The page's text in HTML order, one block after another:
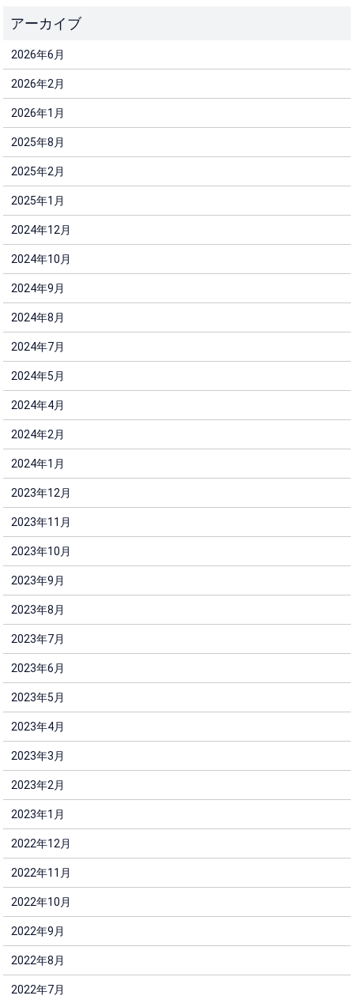
2026年6月
2026年2月
2026年1月
2025年8月
2025年2月
2025年1月
2024年12月
2024年10月
2024年9月
2024年8月
2024年7月
2024年5月
2024年4月
2024年2月
2024年1月
2023年12月
2023年11月
2023年10月
2023年9月
2023年8月
2023年7月
2023年6月
2023年5月
2023年4月
2023年3月
2023年2月
2023年1月
2022年12月
2022年11月
2022年10月
2022年9月
2022年8月
2022年7月